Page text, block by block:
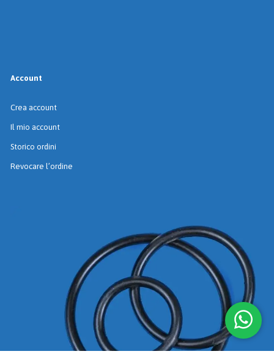
Account
Crea account
Il mio account
Storico ordini
Revocare l’ordine